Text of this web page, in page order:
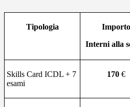
Tipologia
Importo
Interni alla
Skills Card ICDL + 7
esami
170 €